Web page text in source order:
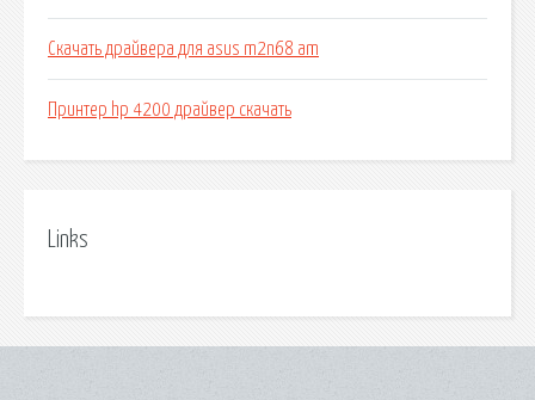
Скачать драйвера для asus m2n68 am
Принтер hp 4200 драйвер скачать
Links